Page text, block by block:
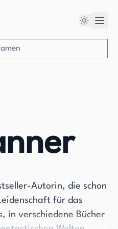
Autorin, die schon
für das
in verschiedene Bücher